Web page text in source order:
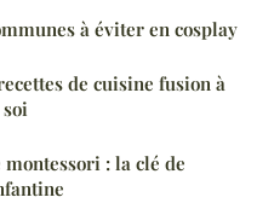
à éviter en cosplay
de cuisine fusion à
: la clé de